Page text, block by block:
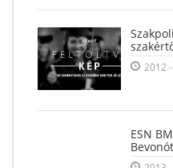
2012
ESN